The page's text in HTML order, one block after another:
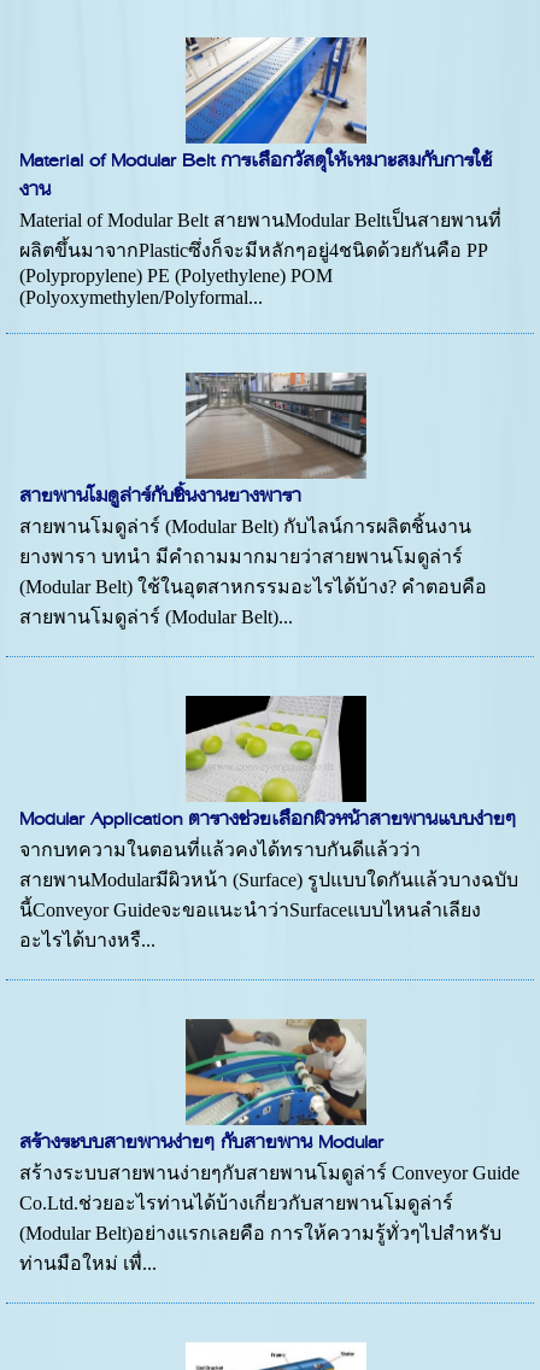
Material of Modular Belt การเลือกวัสดุให้เหมาะสมกับการใช้
งาน
Material of Modular Belt สายพานModular Beltเป็นสายพานที่
ผลิตขึ้นมาจากPlasticซึ่งก็จะมีหลักๆอยู่4ชนิดด้วยกันคือ PP
(Polypropylene) PE (Polyethylene) POM
(Polyoxymethylen/Polyformal...
สายพานโมดูล่าร์กับชิ้นงานยางพารา
สายพานโมดูล่าร์ (Modular Belt) กับไลน์การผลิตชิ้นงาน
ยางพารา บทนำ มีคำถามมากมายว่าสายพานโมดูล่าร์
(Modular Belt) ใช้ในอุตสาหกรรมอะไรได้บ้าง? คำตอบคือ
สายพานโมดูล่าร์ (Modular Belt)...
Modular Application ตารางช่วยเลือกผิวหน้าสายพานแบบง่ายๆ
จากบทความในตอนที่แล้วคงได้ทราบกันดีแล้วว่า
สายพานModularมีผิวหน้า (Surface) รูปแบบใดกันแล้วบางฉบับ
นี้Conveyor Guideจะขอแนะนำว่าSurfaceแบบไหนลำเลียง
อะไรได้บางหรื...
สร้างระบบสายพานง่ายๆ กับสายพาน Modular
สร้างระบบสายพานง่ายๆกับสายพานโมดูล่าร์ Conveyor Guide
Co.Ltd.ช่วยอะไรท่านได้บ้างเกี่ยวกับสายพานโมดูล่าร์
(Modular Belt)อย่างแรกเลยคือ การให้ความรู้ทั่วๆไปสำหรับ
ท่านมือใหม่ เพื่...